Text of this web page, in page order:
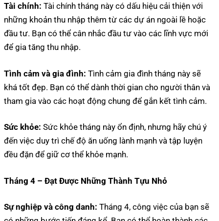
Tài chính: Tài chính tháng này có dấu hiệu cải thiện với
những khoản thu nhập thêm từ các dự án ngoài lề hoặc
đầu tư. Bạn có thể cân nhắc đầu tư vào các lĩnh vực mới
để gia tăng thu nhập.
Tình cảm và gia đình: Tình cảm gia đình tháng này sẽ
khá tốt đẹp. Bạn có thể dành thời gian cho người thân và
tham gia vào các hoạt động chung để gắn kết tình cảm.
Sức khỏe: Sức khỏe tháng này ổn định, nhưng hãy chú ý
đến việc duy trì chế độ ăn uống lành mạnh và tập luyện
đều đặn để giữ cơ thể khỏe mạnh.
Tháng 4 – Đạt Được Những Thành Tựu Nhỏ
Sự nghiệp và công danh: Tháng 4, công việc của bạn sẽ